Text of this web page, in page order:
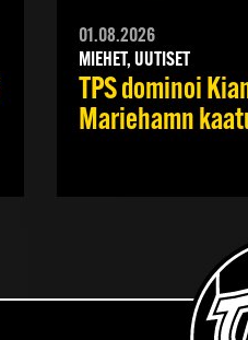
01.08.2026
MIEHET, UUTISET
TPS dominoi
Mariehamn